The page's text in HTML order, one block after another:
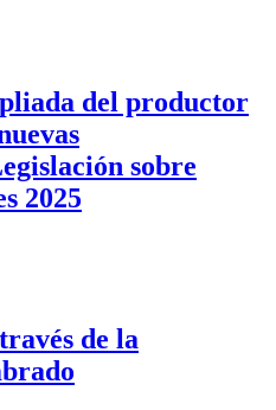
del productor
sobre
2025
de la